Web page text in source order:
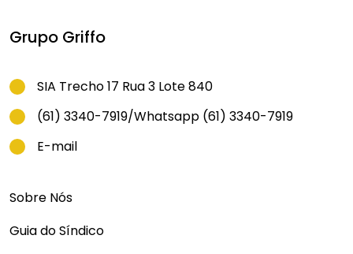
Grupo Griffo
SIA Trecho 17 Rua 3 Lote 840
(61) 3340-7919/Whatsapp (61) 3340-7919
E-mail
Sobre Nós
Guia do Síndico